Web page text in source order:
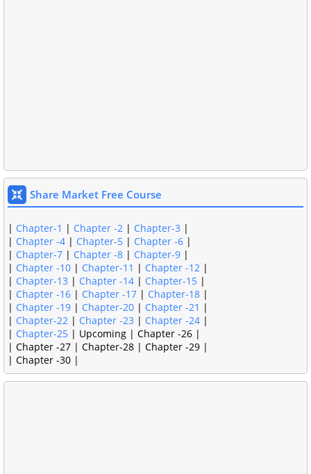
Share Market Free Course
| Chapter-1 | Chapter -2 | Chapter-3 |
| Chapter -4 | Chapter-5 | Chapter -6 |
| Chapter-7 | Chapter -8 | Chapter-9 |
| Chapter -10 | Chapter-11 | Chapter -12 |
| Chapter-13 | Chapter -14 | Chapter-15 |
| Chapter -16 | Chapter -17 | Chapter-18 |
| Chapter -19 | Chapter-20 | Chapter -21 |
| Chapter-22 | Chapter -23 | Chapter -24 |
| Chapter-25 | Upcoming | Chapter -26 |
| Chapter -27 | Chapter-28 | Chapter -29 |
| Chapter -30 |